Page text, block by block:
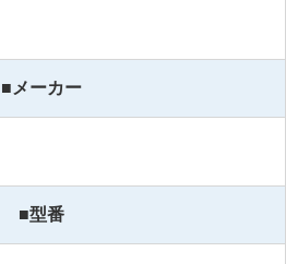
■メーカー
■型番